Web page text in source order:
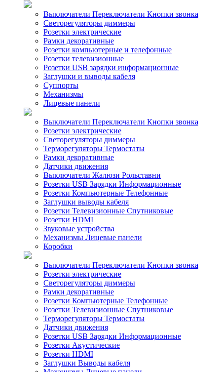
Выключатели Переключатели Кнопки звонка
Светорегуляторы диммеры
Розетки электрические
Рамки декоративные
Розетки компьютерные и телефонные
Розетки телевизионные
Розетки USB зарядки информационные
Заглушки и выводы кабеля
Суппорты
Механизмы
Лицевые панели
Выключатели Переключатели Кнопки звонка
Розетки электрические
Светорегуляторы диммеры
Терморегуляторы Термостаты
Рамки декоративные
Датчики движения
Выключатели Жалюзи Рольставни
Розетки USB Зарядки Информационные
Розетки Компьютерные Телефонные
Заглушки выводы кабеля
Розетки Телевизионные Спутниковые
Розетки HDMI
Звуковые устройства
Механизмы Лицевые панели
Коробки
Выключатели Переключатели Кнопки звонка
Розетки электрические
Светорегуляторы диммеры
Рамки декоративные
Розетки Компьютерные Телефонные
Розетки Телевизионные Спутниковые
Терморегуляторы Термостаты
Датчики движения
Розетки USB Зарядки Информационные
Розетки Акустические
Розетки HDMI
Заглушки Выводы кабеля